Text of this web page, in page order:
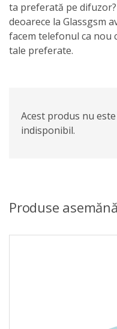
ta preferată pe
deoarece la Glassgsm
facem telefonul ca nou
tale preferate.
Acest produs nu
indisponibil.
Produse